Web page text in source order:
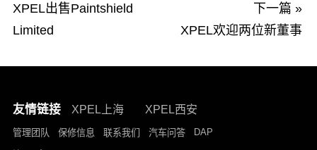
XPEL出售Paintshield
Limited
下一篇 »
XPEL欢迎两位新董事
友情链接 XPEL上海 XPEL西安
管理团队 保修信息 联系我们 汽车问答 DAP